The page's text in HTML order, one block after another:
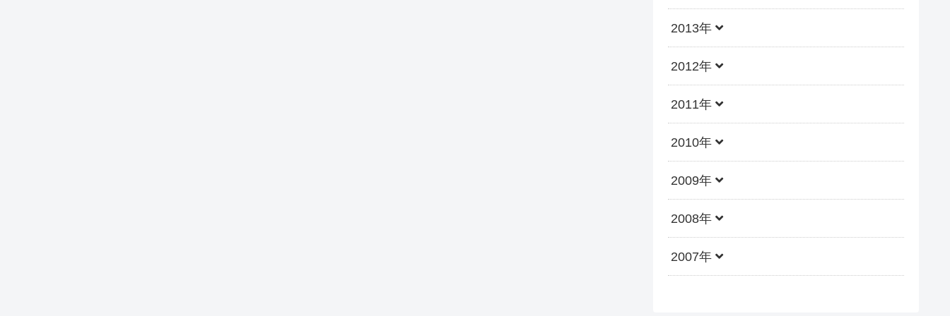
2013年
2012年
2011年
2010年
2009年
2008年
2007年